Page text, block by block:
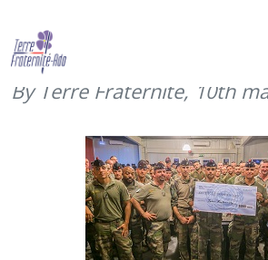
Merci aux EVAT de
(2016)
By Terre Fraternité, 10th